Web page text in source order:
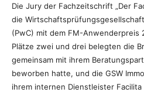
Die Jury der Fachzeitschrift „Der
die
(PwC) mit dem FM-Anwenderpreis
Plätze zwei und drei belegten die
gemeinsam mit ihrem
beworben hatte, und die GSW
ihrem internen Dienstleister Facilita